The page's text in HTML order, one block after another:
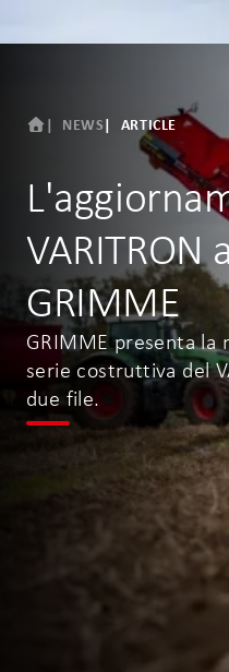
NEWS ARTICLE
GRIMME
GRIMME presenta la
serie costruttiva del
due file.